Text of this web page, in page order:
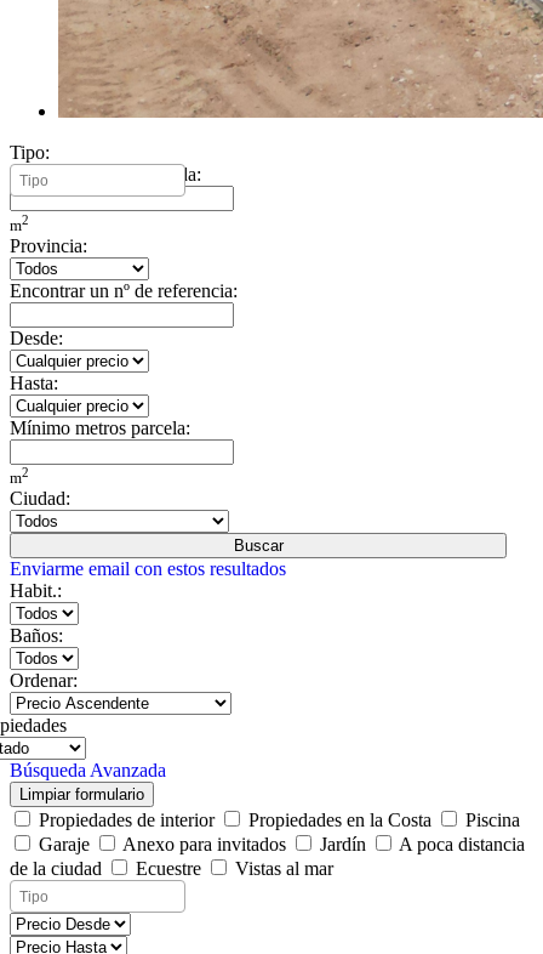
Tipo:
Mínimo metros vivienda:
m2
Provincia:
Encontrar un nº de referencia:
Desde:
Hasta:
Mínimo metros parcela:
m2
Ciudad:
Buscar
Enviarme email con estos resultados
Habit.:
Baños:
Ordenar:
Búsqueda Avanzada
Limpiar formulario
Propiedades de interior Propiedades en la Costa
Piscina
Garaje
Anexo para invitados Jardín
A poca distancia
de la ciudad
Ecuestre Vistas al mar